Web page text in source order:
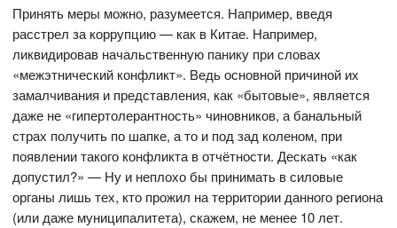
Принять меры можно, разумеется. Например, введя
расстрел за коррупцию — как в Китае. Например,
ликвидировав начальственную панику при словах
«межэтнический конфликт». Ведь основной причиной их
замалчивания и представления, как «бытовые», является
даже не «гипертолерантность» чиновников, а банальный
страх получить по шапке, а то и под зад коленом, при
появлении такого конфликта в отчётности. Дескать «как
допустил?» — Ну и неплохо бы принимать в силовые
органы лишь тех, кто прожил на территории данного региона
(или даже муниципалитета), скажем, не менее 10 лет.